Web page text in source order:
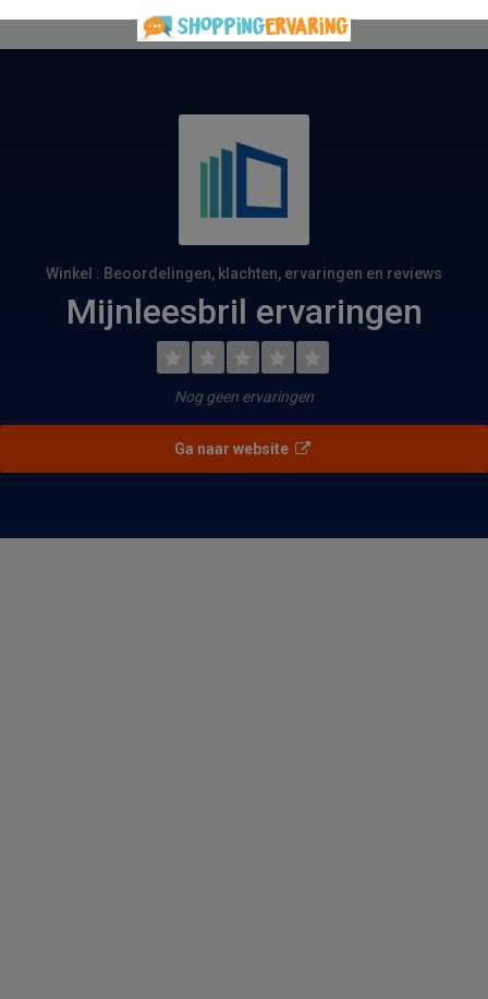
Winkel : Beoordelingen, klachten, ervaringen en reviews
Mijnleesbril ervaringen
Nog geen ervaringen
Ga naar website